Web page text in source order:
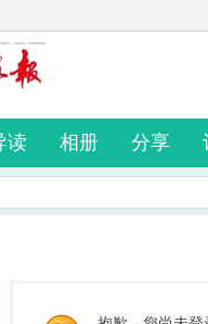
读 相册 分享